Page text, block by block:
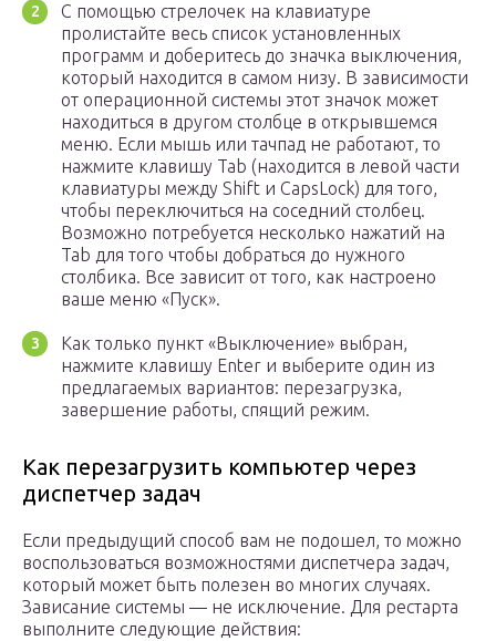
С помощью стрелочек на клавиатуре
пролистайте весь список установленных
программ и доберитесь до значка выключения,
который находится в самом низу. В зависимости
от операционной системы этот значок может
находиться в другом столбце в открывшемся
меню. Если мышь или тачпад не работают, то
нажмите клавишу Tab (находится в левой части
клавиатуры между Shift и CapsLock) для того,
чтобы переключиться на соседний столбец.
Возможно потребуется несколько нажатий на
Tab для того чтобы добраться до нужного
столбика. Все зависит от того, как настроено
ваше меню «Пуск».
Как только пункт «Выключение» выбран,
нажмите клавишу Enter и выберите один из
предлагаемых вариантов: перезагрузка,
завершение работы, спящий режим.
Как перезагрузить компьютер через
диспетчер задач
Если предыдущий способ вам не подошел, то можно
воспользоваться возможностями диспетчера задач,
который может быть полезен во многих случаях.
Зависание системы — не исключение. Для рестарта
выполните следующие действия: